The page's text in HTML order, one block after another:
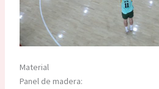
Material
Panel de madera: